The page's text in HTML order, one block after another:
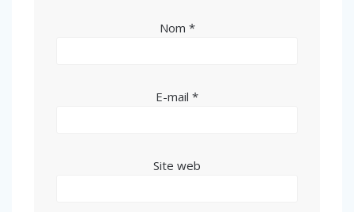
Nom *
E-mail *
Site web